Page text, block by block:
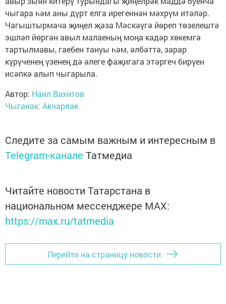
чыгара һәм аны дүрт елга ирегеннән мәхрүм итәләр.
Чагыштырмача җиңел җәза Мәскәүгә йөреп төзелештә
эшләп йөргән авыл малаеның моңа кадәр хөкемгә
тартылмавы, гаебен тануы һәм, әлбәттә, зарар
күрүченең үзенең дә әлеге фаҗигага этәргеч бирүен
исәпкә алып чыгарыла.
Автор: Наил Вахитов
Чыганак: Акчарлак
Следите за самым важным и интересным в
Telegram-канале Татмедиа
Читайте новости Татарстана в
национальном мессенджере MАХ:
https://max.ru/tatmedia
Перейти на страницу новости